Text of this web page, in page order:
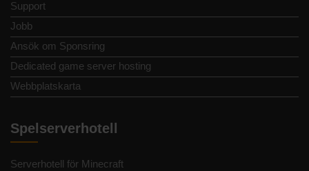
Support
Jobb
Ansök om Sponsring
Dedicated game server hosting
Webbplatskarta
Spelserverhotell
Serverhotell för Minecraft